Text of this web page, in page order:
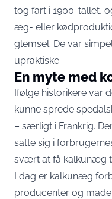
tog fart i 1900-tallet,
æg- eller
glemsel. De var
upraktiske.
En myte med
Ifølge historikere var
kunne sprede
– særligt i Frankrig.
satte sig i
svært at få kalkunæg
I dag er kalkunæg
producenter og